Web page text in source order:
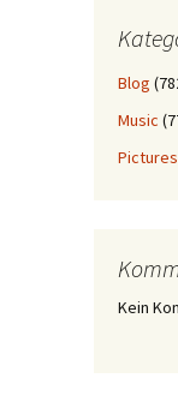
Blog
Music
Pictures
Kein